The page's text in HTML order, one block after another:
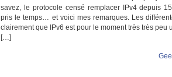
savez, le protocole censé remplacer IPv4 depuis
pris le temps… et voici mes remarques. Les
clairement que IPv6 est pour le moment très très peu
[…]